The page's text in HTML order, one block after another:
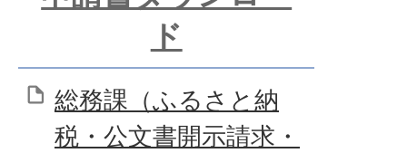
ド
総務課（ふるさと納
税・公文書開示請求・